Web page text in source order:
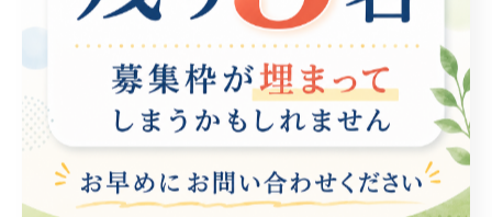
利用者の声から学ぶ、在宅勤務での快適な働き
在宅勤務の普及は、多くの人々に新たな働き方の選択肢
を提供しています。特に障害を持つ方や育児・介護を行
う方々にとって、この変化は大きな意味を持ちます。そ